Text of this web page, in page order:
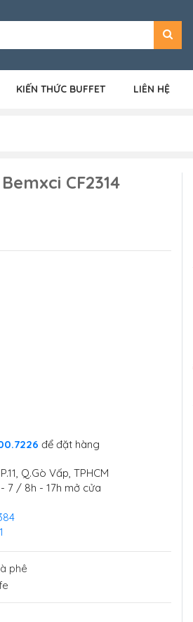
KIẾN THỨC BUFFET LIÊN HỆ
CF2314
để đặt hàng
Q.Gò Vấp, TPHCM
7 / 8h - 17h mở cửa
phê